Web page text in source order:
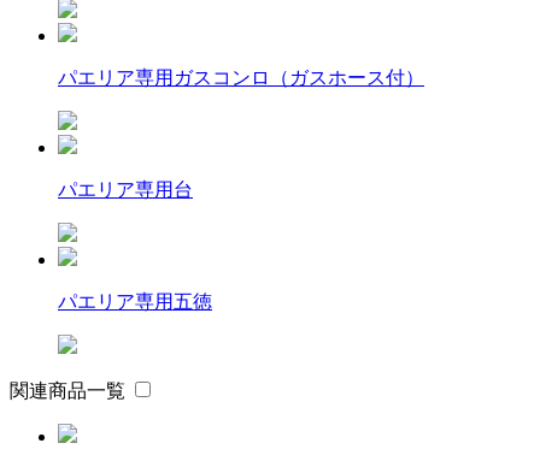
パエリア専用ガスコンロ（ガスホース付）
パエリア専用台
パエリア専用五徳
関連商品一覧